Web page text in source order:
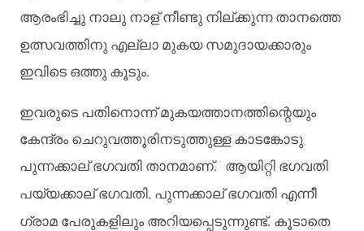
ആരംഭിച്ചു നാലു നാള് നീണ്ടു നില്ക്കുന്ന താനത്തെ
ഉത്സവത്തിനു എല്ലാ മുകയ സമുദായക്കാരും
ഇവിടെ ഒത്തു കൂടും.
ഇവരുടെ പതിനൊന്ന് മുകയത്താനത്തിന്റെയും
കേന്ദ്രം ചെറുവത്തൂരിനടുത്തുള്ള കാടങ്കോടു
പുന്നക്കാല് ഭഗവതി താനമാണ്. ആയിറ്റി ഭഗവതി
പയ്യക്കാല് ഭഗവതി, പുന്നക്കാല് ഭഗവതി എന്നീ
ഗ്രാമ പേരുകളിലും അറിയപ്പെടുന്നുണ്ട്. കൂടാതെ